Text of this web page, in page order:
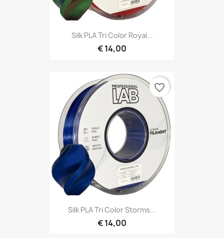
Silk PLA Tri Color Royal...
€ 14,00
Silk PLA Tri Color Storms...
€ 14,00
favorite_border